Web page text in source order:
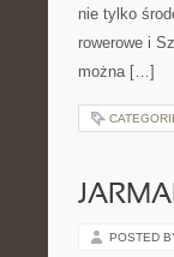
nie tylko
rowerowe i
można […]
POSTED